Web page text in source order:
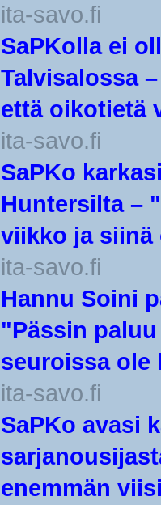
ita-savo.fi
SaPKolla ei
Talvisalossa
että oikotietä
ita-savo.fi
SaPKo
Huntersilta –
viikko ja
ita-savo.fi
Hannu Soini
"Pässin
seuroissa ole
ita-savo.fi
SaPKo avasi
enemmän